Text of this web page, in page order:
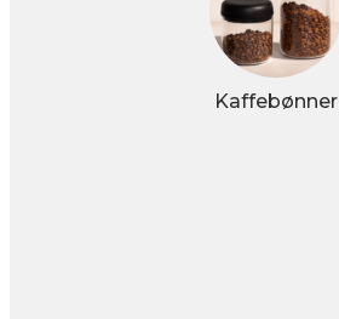
Kaffebønner